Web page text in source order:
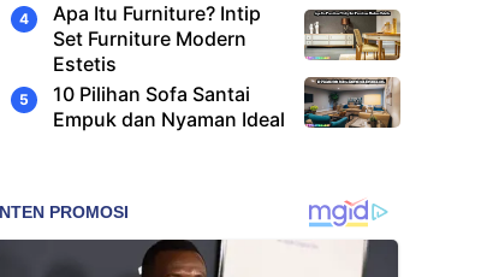
Apa Itu Furniture? Intip
Set Furniture Modern
Estetis
10 Pilihan Sofa Santai
Empuk dan Nyaman Ideal